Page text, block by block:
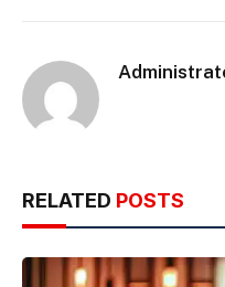
RELATED POSTS